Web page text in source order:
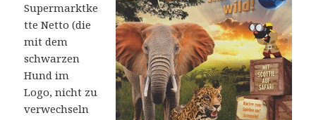
Supermarktke
tte Netto (die
mit dem
schwarzen
Hund im
Logo, nicht zu
verwechseln